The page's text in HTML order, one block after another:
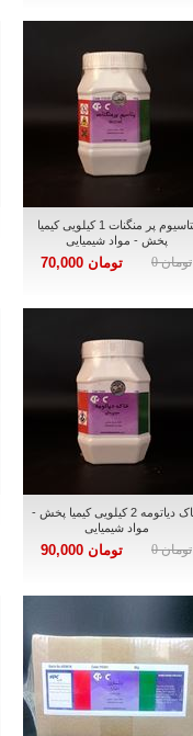
پتاسیوم پر منگنات 1 کیلویی کیمیا
پخش - مواد شیمیایی
تومان 0 تومان 70,000
خاک دیاتومه 2 کیلویی کیمیا پخش -
مواد شیمیایی
تومان 0 تومان 90,000